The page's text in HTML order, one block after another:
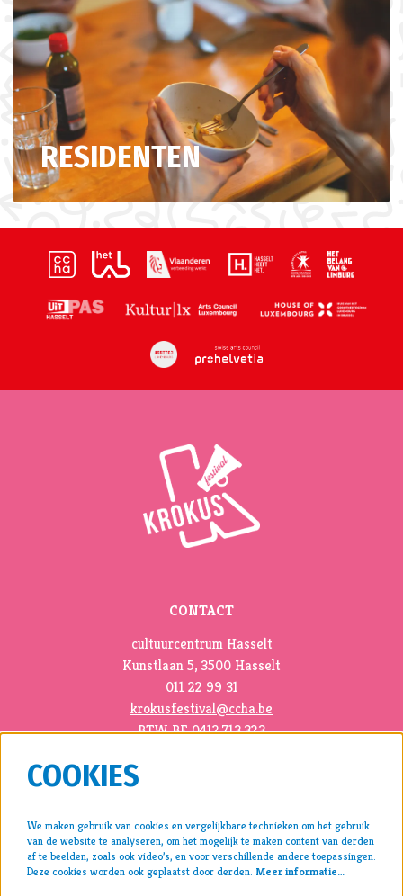
RESIDENTEN
CONTACT
cultuurcentrum Hasselt
Kunstlaan 5, 3500 Hasselt
011 22 99 31
krokusfestival@ccha.be
BTW BE 0412.713.323
pers >
archief >
COOKIES
We maken gebruik van cookies en vergelijkbare technieken om het gebruik
van de website te analyseren, om het mogelijk te maken content van derden
af te beelden, zoals ook video’s, en voor verschillende andere toepassingen.
Deze cookies worden ook geplaatst door derden. Meer informatie…